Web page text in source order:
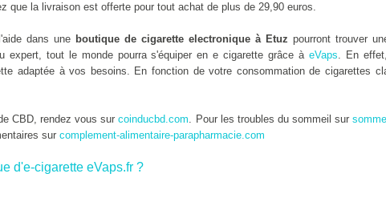
que la livraison est offerte pour tout achat de plus de 29,90 euros.
dans une boutique de cigarette electronique à Etuz pourront trouver
expert, tout le monde pourra s'équiper en e cigarette grâce à eVaps. En
adaptée à vos besoins. En fonction de votre consommation de cigarettes
CBD, rendez vous surcoinducbd.com. Pour les troubles du sommeil sur
sur complement-alimentaire-parapharmacie.com
d'e-cigarette eVaps.fr ?